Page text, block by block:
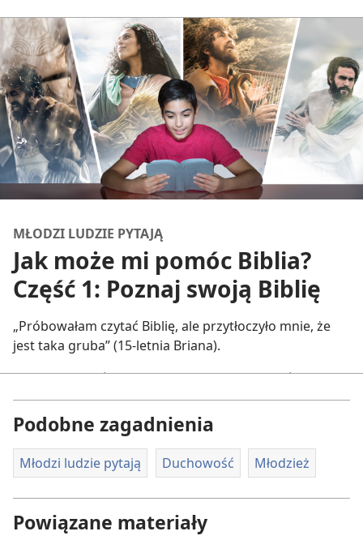
MŁODZI LUDZIE PYTAJĄ
Jak może mi pomóc Biblia?
Część 1: Poznaj swoją Biblię
„Próbowałam czytać Biblię, ale przytłoczyło mnie, że
jest taka gruba” (15-letnia Briana).
Czy też tak myślisz? Ten artykuł może ci pomóc!
Co mówią twoi rówieśnicy
Dlaczego warto czytać Biblię?
Podobne zagadnienia
Młodzi ludzie pytają Duchowość Młodzież
Powiązane materiały